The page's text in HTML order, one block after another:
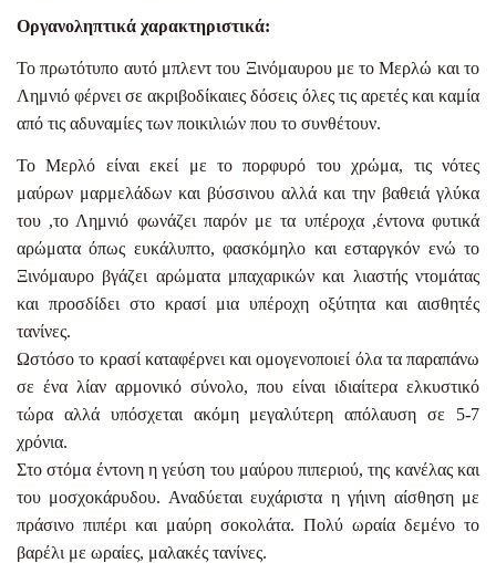
Οργανοληπτικά χαρακτηριστικά:
To πρωτότυπο αυτό μπλεντ του Ξινόμαυρου με το Μερλώ και το
Λημνιό φέρνει σε ακριβοδίκαιες δόσεις όλες τις αρετές και καμία
από τις αδυναμίες των ποικιλιών που το συνθέτουν.
Το Μερλό είναι εκεί με το πορφυρό του χρώμα, τις νότες
μαύρων μαρμελάδων και βύσσινου αλλά και την βαθειά γλύκα
του ,το Λημνιό φωνάζει παρόν με τα υπέροχα ,έντονα φυτικά
αρώματα όπως ευκάλυπτο, φασκόμηλο και εσταργκόν ενώ το
Ξινόμαυρο βγάζει αρώματα μπαχαρικών και λιαστής ντομάτας
και προσδίδει στο κρασί μια υπέροχη οξύτητα και αισθητές
τανίνες.
Ωστόσο το κρασί καταφέρνει και ομογενοποιεί όλα τα παραπάνω
σε ένα λίαν αρμονικό σύνολο, που είναι ιδιαίτερα ελκυστικό
τώρα αλλά υπόσχεται ακόμη μεγαλύτερη απόλαυση σε 5-7
χρόνια.
Στο στόμα έντονη η γεύση του μαύρου πιπεριού, της κανέλας και
του μοσχοκάρυδου. Αναδύεται ευχάριστα η γήινη αίσθηση με
πράσινο πιπέρι και μαύρη σοκολάτα. Πολύ ωραία δεμένο το
βαρέλι με ωραίες, μαλακές τανίνες.